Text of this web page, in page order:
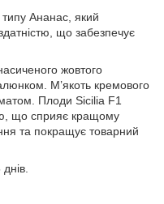
Ананас, який
що забезпечує
жовтого
М’якоть кремового
Плоди Sicilia F1
що сприяє кращому
та покращує товарний